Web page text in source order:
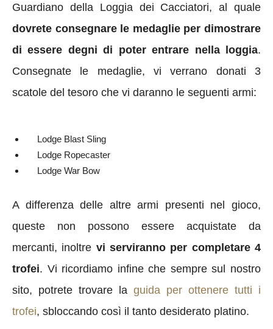
Guardiano della Loggia dei Cacciatori, al quale
dovrete consegnare le medaglie per dimostrare
di essere degni di poter entrare nella loggia.
Consegnate le medaglie, vi verrano donati 3
scatole del tesoro che vi daranno le seguenti armi:
Lodge Blast Sling
Lodge Ropecaster
Lodge War Bow
A differenza delle altre armi presenti nel gioco,
queste non possono essere acquistate da
mercanti, inoltre vi serviranno per completare 4
trofei. Vi ricordiamo infine che sempre sul nostro
sito, potrete trovare la guida per ottenere tutti i
trofei, sbloccando così il tanto desiderato platino.